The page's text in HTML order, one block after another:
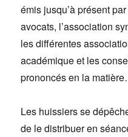
émis jusqu’à présent
avocats, l’association
les différentes
académique et les
prononcés en la
Les huissiers se
de le distribuer en